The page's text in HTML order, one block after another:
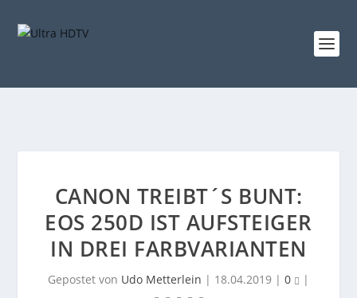
CANON TREIBT´S BUNT:
EOS 250D IST AUFSTEIGER
IN DREI FARBVARIANTEN
Gepostet von Udo Metterlein | 18.04.2019 | 0 |